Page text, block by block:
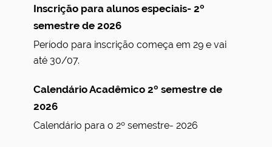
Inscrição para alunos especiais- 2º
semestre de 2026
Período para inscrição começa em 29 e vai
até 30/07.
Calendário Acadêmico 2º semestre de
2026
Calendário para o 2º semestre- 2026